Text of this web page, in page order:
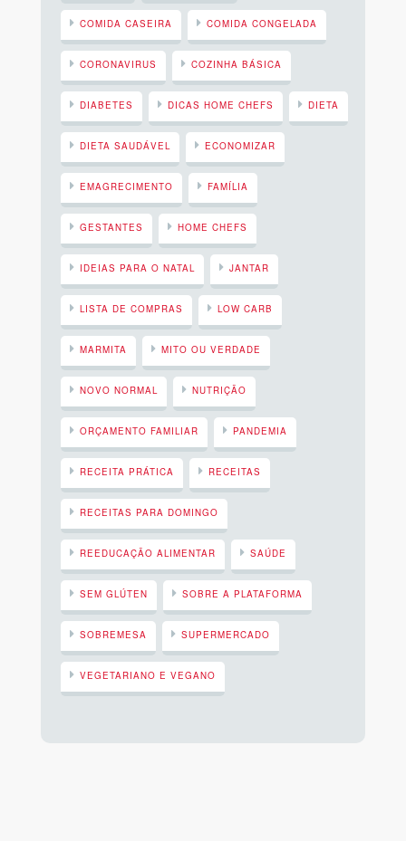
COMIDA CASEIRA COMIDA CONGELADA
CORONAVIRUS COZINHA BÁSICA
DIABETES DICAS HOME CHEFS DIETA
DIETA SAUDÁVEL ECONOMIZAR
EMAGRECIMENTO FAMÍLIA
GESTANTES HOME CHEFS
IDEIAS PARA O NATAL JANTAR
LISTA DE COMPRAS LOW CARB
MARMITA MITO OU VERDADE
NOVO NORMAL NUTRIÇÃO
ORÇAMENTO FAMILIAR PANDEMIA
RECEITA PRÁTICA RECEITAS
RECEITAS PARA DOMINGO
REEDUCAÇÃO ALIMENTAR SAÚDE
SEM GLÚTEN SOBRE A PLATAFORMA
SOBREMESA SUPERMERCADO
VEGETARIANO E VEGANO